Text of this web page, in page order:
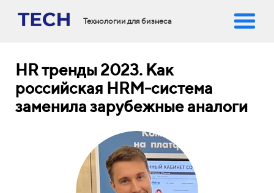
Технологии для бизнеса
HR тренды 2023. Как
российская HRM-система
заменила зарубежные аналоги